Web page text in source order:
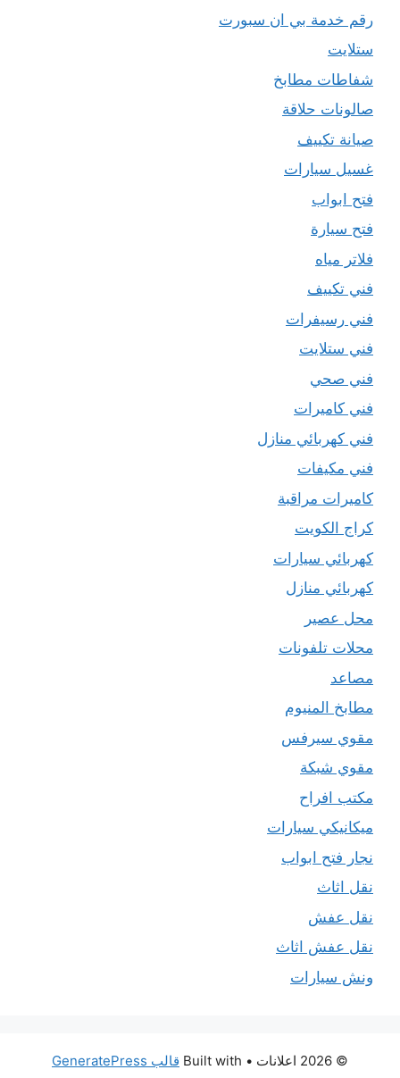
رقم خدمة بي ان سبورت
ستلايت
شفاطات مطابخ
صالونات حلاقة
صيانة تكييف
غسيل سيارات
فتح ابواب
فتح سيارة
فلاتر مياه
فني تكييف
فني رسيفرات
فني ستلايت
فني صحي
فني كاميرات
فني كهربائي منازل
فني مكيفات
كاميرات مراقبة
كراج الكويت
كهربائي سيارات
كهربائي منازل
محل عصير
محلات تلفونات
مصاعد
مطابخ المنيوم
مقوي سيرفس
مقوي شبكة
مكتب افراح
ميكانيكي سيارات
نجار فتح ابواب
نقل اثاث
نقل عفش
نقل عفش اثاث
ونش سيارات
© 2026 اعلانات • Built with قالب GeneratePress